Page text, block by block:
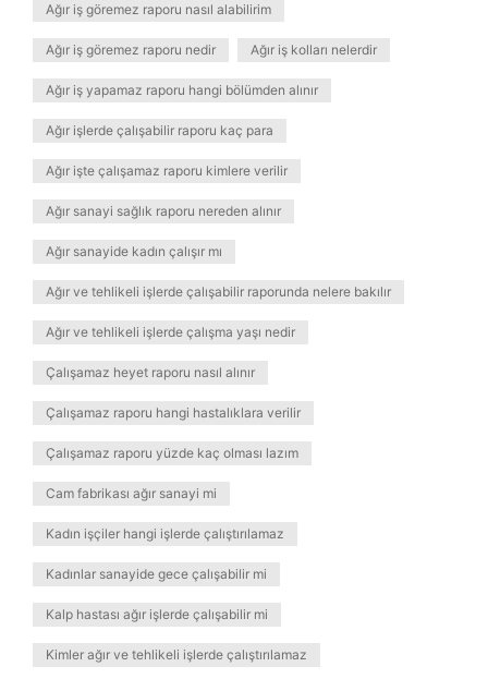
Ağır iş göremez raporu nasıl alabilirim
Ağır iş göremez raporu nedir Ağır iş kolları nelerdir
Ağır iş yapamaz raporu hangi bölümden alınır
Ağır işlerde çalışabilir raporu kaç para
Ağır işte çalışamaz raporu kimlere verilir
Ağır sanayi sağlık raporu nereden alınır
Ağır sanayide kadın çalışır mı
Ağır ve tehlikeli işlerde çalışabilir raporunda nelere bakılır
Ağır ve tehlikeli işlerde çalışma yaşı nedir
Çalışamaz heyet raporu nasıl alınır
Çalışamaz raporu hangi hastalıklara verilir
Çalışamaz raporu yüzde kaç olması lazım
Cam fabrikası ağır sanayi mi
Kadın işçiler hangi işlerde çalıştırılamaz
Kadınlar sanayide gece çalışabilir mi
Kalp hastası ağır işlerde çalışabilir mi
Kimler ağır ve tehlikeli işlerde çalıştırılamaz